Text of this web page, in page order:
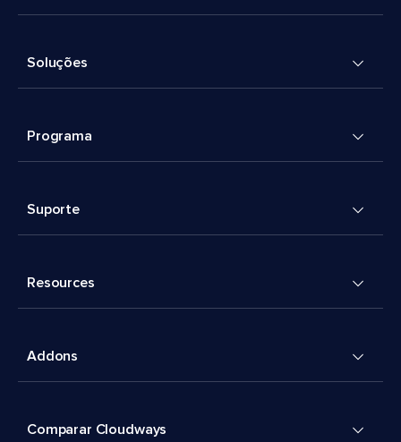
Soluções
Programa
Suporte
Resources
Addons
Comparar Cloudways